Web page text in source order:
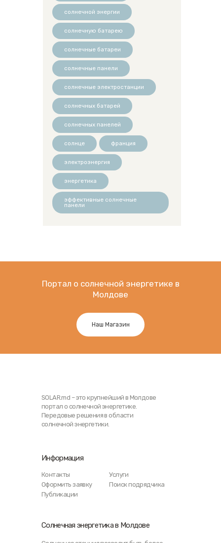
солнечной энергии
солнечную батарею
солнечные батареи
солнечные панели
солнечные электростанции
солнечных батарей
солнечных панелей
солнце франция
электроэнергия
энергетика
эффективные солнечные
панели
Портал о солнечной энергетике в
Молдове
Наш Магазин
SOLAR.md – это крупнейший в Молдове
портал о солнечной энергетике.
Передовые решения в области
солнечной энергетики.
Информация
Контакты
Услуги
Оформить заявку
Поиск подрядчика
Публикации
Солнечная энергетика в Молдове